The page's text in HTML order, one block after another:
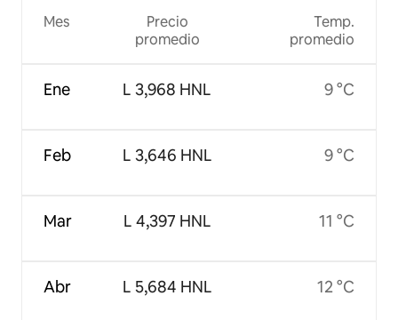
Mes
Ene
Feb
Mar
Abr
Precio
promedio
L 3,968 HNL
L 3,646 HNL
L 4,397 HNL
L 5,684 HNL
Temp.
promedio
9 °C
9 °C
11 °C
12 °C